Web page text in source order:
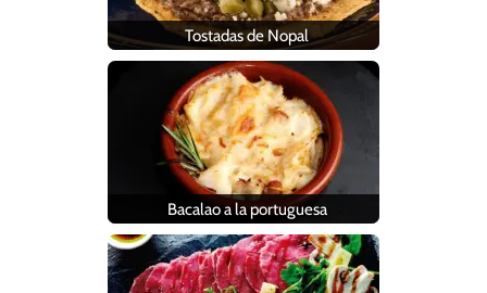
Tostadas de Nopal
Bacalao a la portuguesa